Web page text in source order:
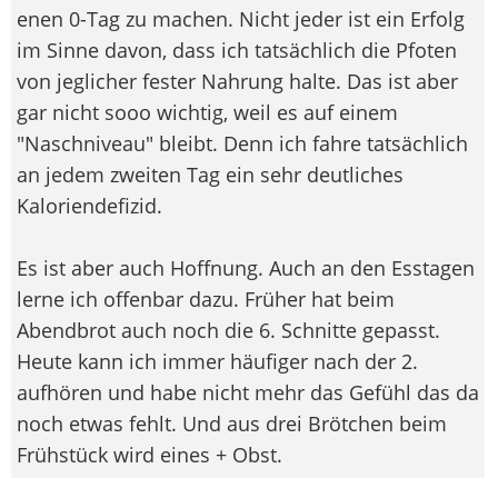
enen 0-Tag zu machen. Nicht jeder ist ein Erfolg
im Sinne davon, dass ich tatsächlich die Pfoten
von jeglicher fester Nahrung halte. Das ist aber
gar nicht sooo wichtig, weil es auf einem
"Naschniveau" bleibt. Denn ich fahre tatsächlich
an jedem zweiten Tag ein sehr deutliches
Kaloriendefizid.
Es ist aber auch Hoffnung. Auch an den Esstagen
lerne ich offenbar dazu. Früher hat beim
Abendbrot auch noch die 6. Schnitte gepasst.
Heute kann ich immer häufiger nach der 2.
aufhören und habe nicht mehr das Gefühl das da
noch etwas fehlt. Und aus drei Brötchen beim
Frühstück wird eines + Obst.